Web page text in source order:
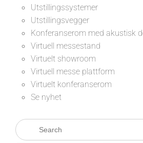
Utstillingssystemer
Utstillingsvegger
Konferanserom med akustisk
Virtuell messestand
Virtuelt showroom
Virtuell messe plattform
Virtuelt konferanserom
Se nyhet